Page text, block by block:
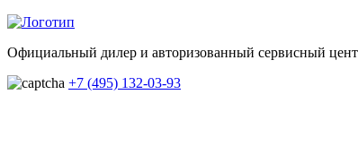
Официальный дилер и авторизованный сервисный
+7 (495) 132-03-93